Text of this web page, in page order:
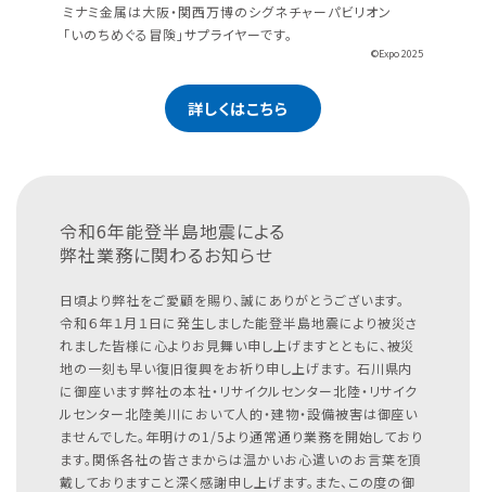
ミナミ金属は大阪・関西万博のシグネチャーパビリオン
「いのちめぐる冒険」サプライヤーです。
©Expo 2025
詳しくはこちら
令和6年能登半島地震による
弊社業務に関わるお知らせ
日頃より弊社をご愛顧を賜り、誠にありがとうございます。
令和６年１月１日に発生しました能登半島地震により被災さ
れました皆様に心よりお見舞い申し上げますとともに、被災
地の一刻も早い復旧復興をお祈り申し上げます。 石川県内
に御座います弊社の本社・リサイクルセンター北陸・リサイク
ルセンター北陸美川において人的・建物・設備被害は御座い
ませんでした。年明けの1/5より通常通り業務を開始しており
ます。関係各社の皆さまからは温かいお心遣いのお言葉を頂
戴しておりますこと深く感謝申し上げます。また、この度の御